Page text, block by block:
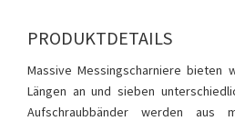
PRODUKTDETAILS
Massive Messingscharniere bieten
Längen an und sieben
Aufschraubbänder werden aus